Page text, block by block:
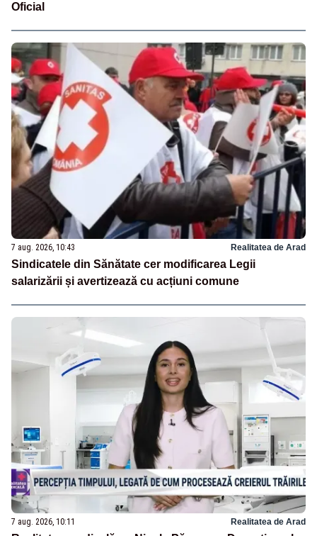
Oficial
7 aug. 2026, 10:43 Realitatea de Arad
Sindicatele din Sănătate cer modificarea Legii
salarizării și avertizează cu acțiuni comune
7 aug. 2026, 10:11 Realitatea de Arad